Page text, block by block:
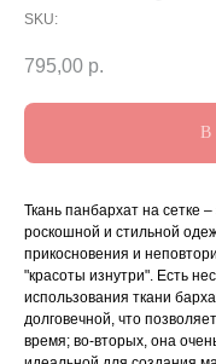
SKU:
795,00 р.
В
Ткань панбархат на сетке
роскошной и стильной
прикосновения и
"красоты изнутри". Есть
использования ткани
долговечной, что
время; во-вторых, она